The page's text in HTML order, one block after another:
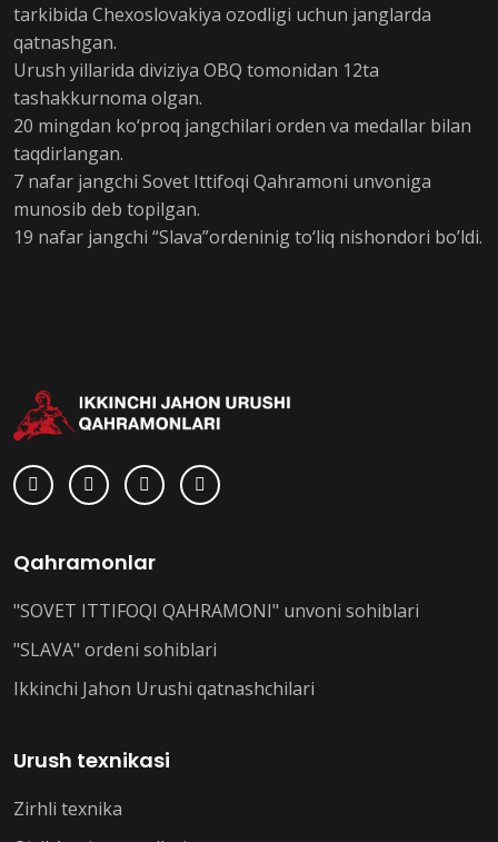
tarkibida Chexoslovakiya ozodligi uchun janglarda
qatnashgan.
Urush yillarida diviziya OBQ tomonidan 12ta
tashakkurnoma olgan.
20 mingdan ko‘proq jangchilari orden va medallar bilan
taqdirlangan.
7 nafar jangchi Sovet Ittifoqi Qahramoni unvoniga
munosib deb topilgan.
19 nafar jangchi “Slava”ordeninig to‘liq nishondori bo’ldi.
Qahramonlar
"SOVET ITTIFOQI QAHRAMONI" unvoni sohiblari
"SLAVA" ordeni sohiblari
Ikkinchi Jahon Urushi qatnashchilari
Urush texnikasi
Zirhli texnika